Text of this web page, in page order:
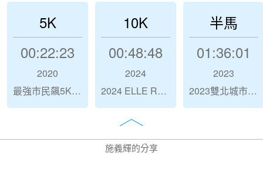
5K
00:22:23
2020
最強市民飆5K－新北市5000公尺挑戰賽-八月場
10K
00:48:48
2024
2024 ELLE Run With Style
半馬
01:36:01
2023
2023雙北城市馬拉松
施義輝的分享